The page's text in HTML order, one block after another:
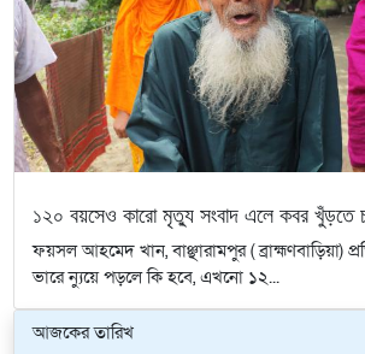
১২০ বয়সেও কারো মৃত্যু সংবাদ এলে কবর খুঁড়তে
ফয়সল আহমেদ খান, বাঞ্ছারামপুর ( ব্রাহ্মণবাড়িয়া)
ভারে ন্যুয়ে পড়লে কি হবে, এখনো ১২...
আজকের তারিখ